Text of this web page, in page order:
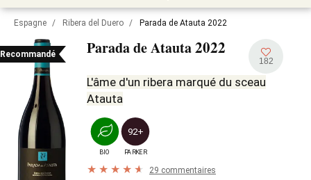
Espagne / Ribera del Duero / Parada de Atauta 2022
Recommandé Parada de Atauta2022
182
L'âme d'un ribera marqué du sceau
Atauta
BIO
92+
PARKER
29 commentaires